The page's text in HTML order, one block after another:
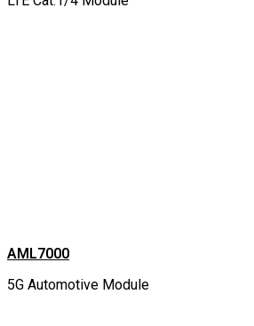
AML7000
5G Automotive Module